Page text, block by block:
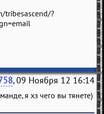
tribesascend/?
, 09 Ноября 12 16:14
я хз чего вы тянете)